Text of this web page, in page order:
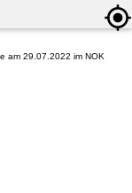
am 29.07.2022 im NOK